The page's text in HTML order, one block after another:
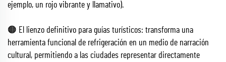
ejemplo, un rojo vibrante y llamativo).
🟠 El lienzo definitivo para guías turísticos: transforma una
herramienta funcional de refrigeración en un medio de narración
cultural, permitiendo a las ciudades representar directamente